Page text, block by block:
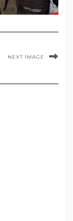
NEXT IMAGE